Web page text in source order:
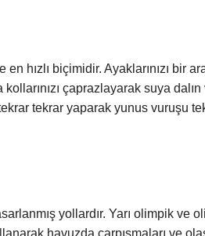
hızlı biçimidir. Ayaklarınızı bir
çaprazlayarak suya dalın
tekrar yaparak yunus vuruşu
yollardır. Yarı olimpik ve
havuzda çarpışmaları ve